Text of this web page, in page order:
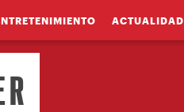
ACTUALIDAD